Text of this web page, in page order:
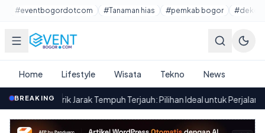
Lewati ke konten utama
#eventbogordotcom #Tanaman hias #pemkab bogor
Home Lifestyle Wisata Tekno News
BREAKING
Jarak Tempuh Terjauh: Pilihan Ideal untuk Perjalanan Jauh· 19.30